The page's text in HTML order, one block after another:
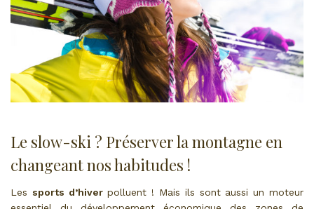
Le slow-ski ? Préserver la montagne en
changeant nos habitudes !
Les sports d’hiverpolluent ! Mais ils sont aussi un moteur